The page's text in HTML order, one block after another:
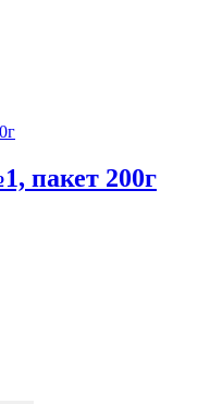
пакет 200г